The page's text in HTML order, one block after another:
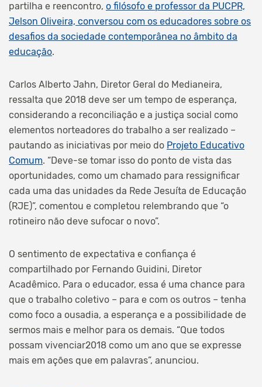
partilha e reencontro, o filósofo e professor da PUCPR,
Jelson Oliveira, conversou com os educadores sobre os
desafios da sociedade contemporânea no âmbito da
educação.
Carlos Alberto Jahn, Diretor Geral do Medianeira,
ressalta que 2018 deve ser um tempo de esperança,
considerando a reconciliação e a justiça social como
elementos norteadores do trabalho a ser realizado –
pautando as iniciativas por meio do Projeto Educativo
Comum. “Deve-se tomar isso do ponto de vista das
oportunidades, como um chamado para ressignificar
cada uma das unidades da Rede Jesuíta de Educação
(RJE)”, comentou e completou relembrando que “o
rotineiro não deve sufocar o novo”.
O sentimento de expectativa e confiança é
compartilhado por Fernando Guidini, Diretor
Acadêmico. Para o educador, essa é uma chance para
que o trabalho coletivo – para e com os outros – tenha
como foco a ousadia, a esperança e a possibilidade de
sermos mais e melhor para os demais. “Que todos
possam vivenciar2018 como um ano que se expresse
mais em ações que em palavras”, anunciou.